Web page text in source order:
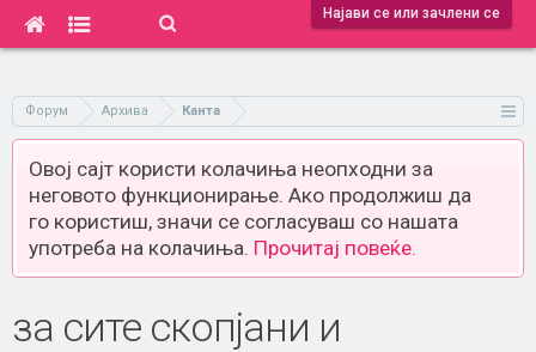
Најави се или зачлени се
Форум Архива Канта
Овој сајт користи колачиња неопходни за
неговото функционирање. Ако продолжиш да
го користиш, значи се согласуваш со нашата
употреба на колачиња. Прочитај повеќе.
за сите скопјани и